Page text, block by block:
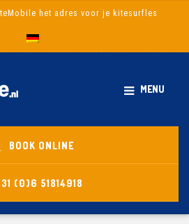
het adres voor je kitesurfles
MENU
BOOK ONLINE
(0)6 51814918